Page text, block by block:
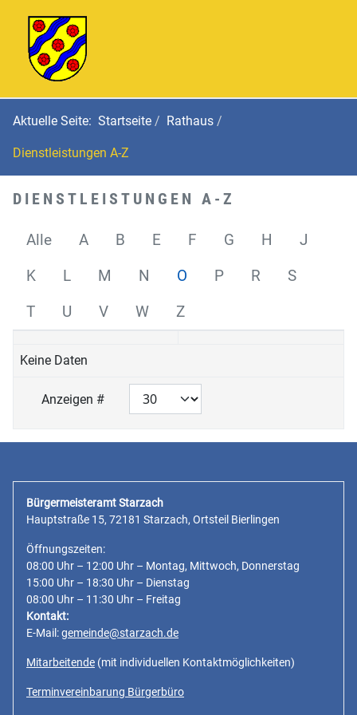
Aktuelle Seite: Startseite Rathaus
Dienstleistungen A-Z
DIENSTLEISTUNGEN A-Z
Alle A B E F G H
J
K
L M N O P R
S
T
U V W Z
Anzeigen #
Keine Daten
Bürgermeisteramt Starzach
Hauptstraße 15, 72181 Starzach, Ortsteil Bierlingen
Öffnungszeiten:
08:00 Uhr – 12:00 Uhr – Montag, Mittwoch, Donnerstag
15:00 Uhr – 18:30 Uhr – Dienstag
08:00 Uhr – 11:30 Uhr – Freitag
Kontakt:
E-Mail:gemeinde@starzach.de
Mitarbeitende (mit individuellen Kontaktmöglichkeiten)
Terminvereinbarung Bürgerbüro